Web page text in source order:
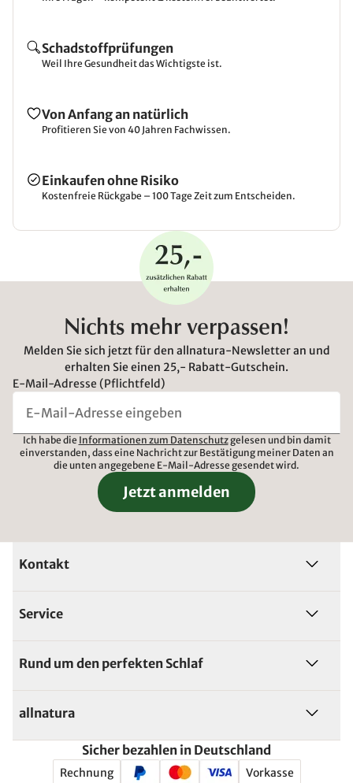
Schadstoffprüfungen
Weil Ihre Gesundheit das Wichtigste ist.
Von Anfang an natürlich
Profitieren Sie von 40 Jahren Fachwissen.
Einkaufen ohne Risiko
Kostenfreie Rückgabe – 100 Tage Zeit zum Entscheiden.
Nichts mehr verpassen!
Melden Sie sich jetzt für den allnatura-Newsletter an und
erhalten Sie einen 25,- Rabatt-Gutschein.
E-Mail-Adresse (Pflichtfeld)
Ich habe die Informationen zum Datenschutzgelesen und bin damit
einverstanden, dass eine Nachricht zur Bestätigung meiner Daten an
die unten angegebene E-Mail-Adresse gesendet wird.
Jetzt anmelden
Kontakt
Service
Rund um den perfekten Schlaf
allnatura
Sicher bezahlen in Deutschland
Rechnung Vorkasse